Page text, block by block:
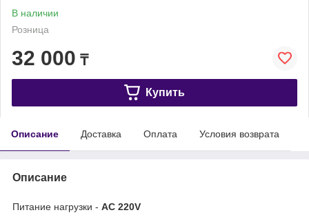
В наличии
Розница
32 000 ₸
Купить
Описание Доставка Оплата Условия возврата
Описание
Питание нагрузки - АC 220V